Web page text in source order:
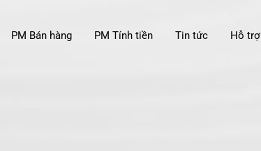
PM Bán hàng PM Tính tiền Tin tức Hỗ trợ